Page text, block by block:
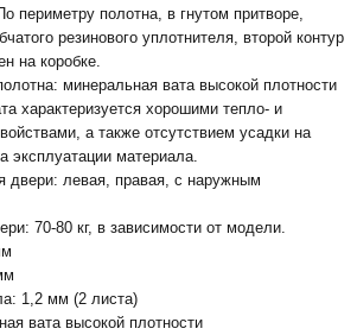
периметру полотна, в гнутом притворе,
резинового уплотнителя, второй контур
на коробке.
минеральная вата высокой плотности
характеризуется хорошими тепло- и
а также отсутствием усадки на
эксплуатации материала.
двери: левая, правая, с наружным
70-80 кг, в зависимости от модели.
1,2 мм (2 листа)
вата высокой плотности